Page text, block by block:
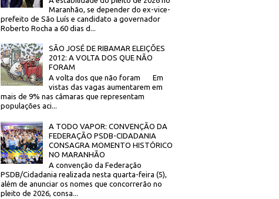
Maranhão, se depender do ex-vice-
prefeito de São Luís e candidato a governador
Roberto Rocha a 60 dias d...
SÃO JOSÉ DE RIBAMAR ELEIÇÕES
2012: A VOLTA DOS QUE NÃO
FORAM
A volta dos que não foram Em
vistas das vagas aumentarem em
mais de 9% nas câmaras que representam
populações aci...
A TODO VAPOR: CONVENÇÃO DA
FEDERAÇÃO PSDB-CIDADANIA
CONSAGRA MOMENTO HISTÓRICO
NO MARANHÃO
A convenção da Federação
PSDB/Cidadania realizada nesta quarta-feira (5),
além de anunciar os nomes que concorrerão no
pleito de 2026, consa...